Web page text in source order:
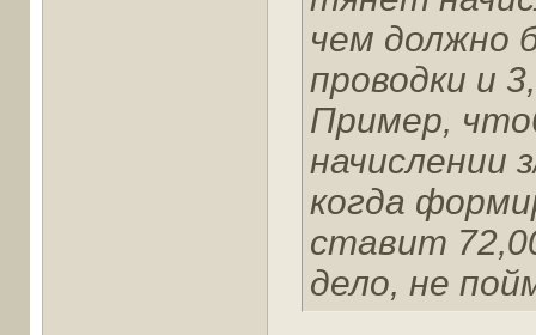
чем должно
проводки и
Пример,
начислении
когда
ставит
дело, не